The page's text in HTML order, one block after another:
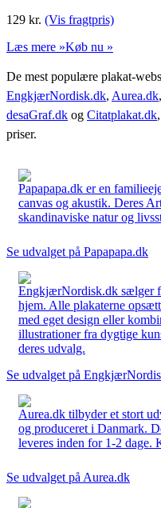
129 kr. (Vis fragtpris)
Læs mere »Køb nu »
De mest populære plakat-
EngkjærNordisk.dk, Aurea.dk,
desaGraf.dk og Citatplakat.dk
priser.
Papapapa.dk er en
canvas og akustik. Deres
skandinaviske natur og
Se udvalget på Papapapa.dk
EngkjærNordisk.dk sælger
hjem. Alle plakaterne
med eget design eller
illustrationer fra dygtige
deres udvalg.
Se udvalget på
Aurea.dk tilbyder et stort
og produceret i Danmark.
leveres inden for 1-2 dage.
Se udvalget på Aurea.dk